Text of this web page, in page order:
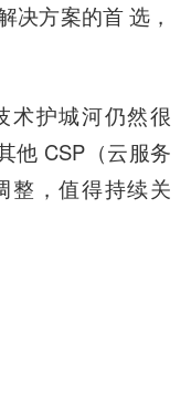
决方案的首 选，
术护城河仍然很
他 CSP（云服务
整，值得持续关